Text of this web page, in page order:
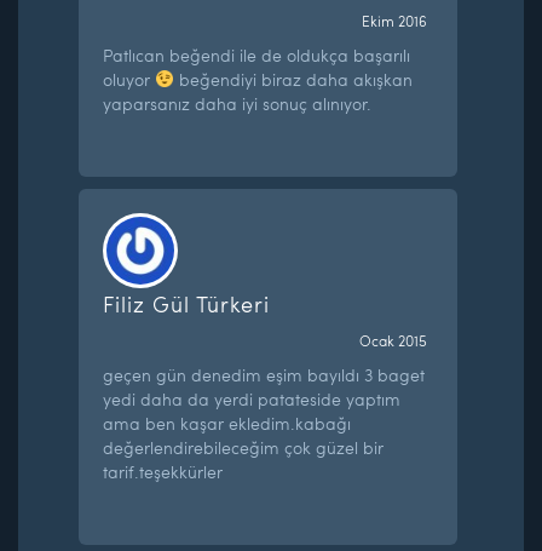
Ekim 2016
Patlıcan beğendi ile de oldukça başarılı
oluyor
beğendiyi biraz daha akışkan
yaparsanız daha iyi sonuç alınıyor.
Filiz Gül Türkeri
Ocak 2015
geçen gün denedim eşim bayıldı 3 baget
yedi daha da yerdi patateside yaptım
ama ben kaşar ekledim.kabağı
değerlendirebileceğim çok güzel bir
tarif.teşekkürler